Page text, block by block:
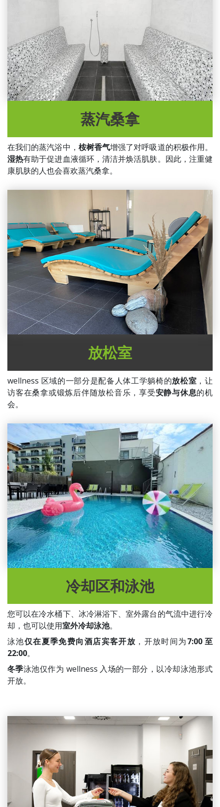
蒸汽桑拿
在我们的蒸汽浴中， 桉树香气增强了对呼吸道的积极作用。
湿热有助于促进血液循环，清洁并焕活肌肤。因此，注重健
康肌肤的人也会喜欢蒸汽桑拿。
放松室
wellness 区域的一部分是配备人体工学躺椅的放松室 ，让
访客在桑拿或锻炼后伴随放松音乐，享受安静与休息的机
会。
冷却区和泳池
您可以在冷水桶下、冰冷淋浴下、室外露台的气流中进行冷
却，也可以使用室外冷却泳池。
泳池仅在夏季免费向酒店宾客开放 ，开放时间为7:00 至
22:00。
冬季泳池仅作为 wellness 入场的一部分，以冷却泳池形式
开放。